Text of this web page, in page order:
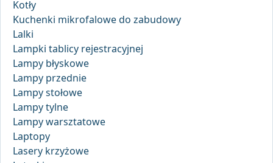
Kotły
Kuchenki mikrofalowe do zabudowy
Lalki
Lampki tablicy rejestracyjnej
Lampy błyskowe
Lampy przednie
Lampy stołowe
Lampy tylne
Lampy warsztatowe
Laptopy
Lasery krzyżowe